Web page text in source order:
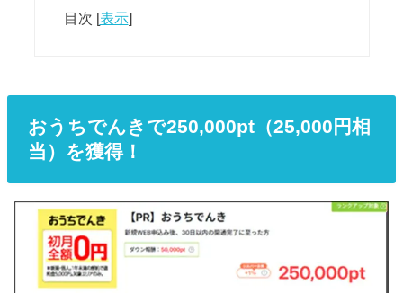
目次 [表示]
おうちでんきで250,000pt（25,000円相
当）を獲得！